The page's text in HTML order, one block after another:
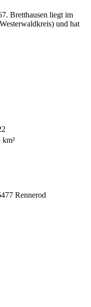
Bretthausen liegt im
und hat
Rennerod